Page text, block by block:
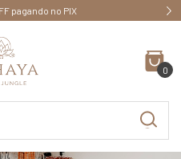
pagando no PIX
0